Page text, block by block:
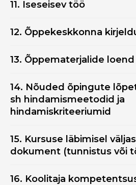
11. Iseseisev töö
12. Õppekeskkonna
13. Õppematerjalide loend
14. Nõuded õpingute
sh hindamismeetodid ja
hindamiskriteeriumid
15. Kursuse läbimisel
dokument (tunnistus või
16. Koolitaja